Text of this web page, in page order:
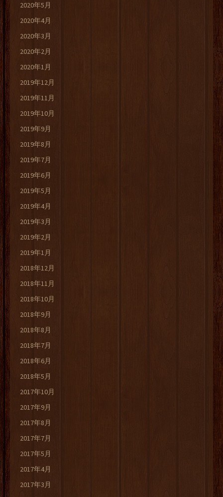
2020年5月
2020年4月
2020年3月
2020年2月
2020年1月
2019年12月
2019年11月
2019年10月
2019年9月
2019年8月
2019年7月
2019年6月
2019年5月
2019年4月
2019年3月
2019年2月
2019年1月
2018年12月
2018年11月
2018年10月
2018年9月
2018年8月
2018年7月
2018年6月
2018年5月
2017年10月
2017年9月
2017年8月
2017年7月
2017年5月
2017年4月
2017年3月